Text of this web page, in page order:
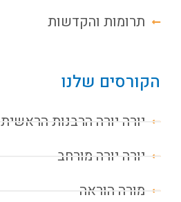
תרומות והקדשות
הקורסים שלנו
יורה יורה הרבנות הראשית
יורה יורה מורחב
מורה הוראה